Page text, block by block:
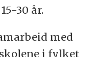
30 år.
med
i fylket